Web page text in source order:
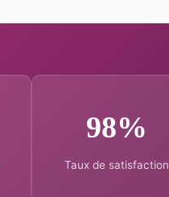
98%
Taux de satisfaction